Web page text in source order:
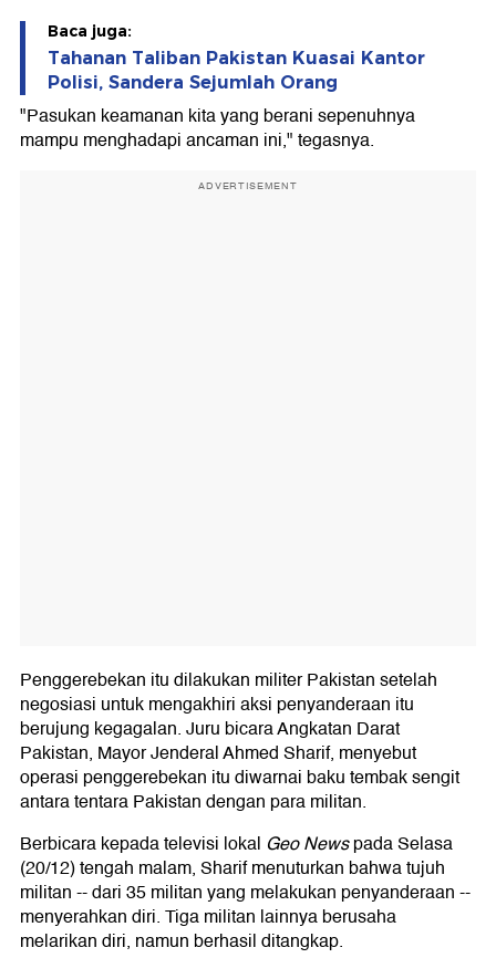
Baca juga:
Tahanan Taliban Pakistan Kuasai Kantor
Polisi, Sandera Sejumlah Orang
"Pasukan keamanan kita yang berani sepenuhnya
mampu menghadapi ancaman ini," tegasnya.
ADVERTISEMENT
Penggerebekan itu dilakukan militer Pakistan setelah
negosiasi untuk mengakhiri aksi penyanderaan itu
berujung kegagalan. Juru bicara Angkatan Darat
Pakistan, Mayor Jenderal Ahmed Sharif, menyebut
operasi penggerebekan itu diwarnai baku tembak sengit
antara tentara Pakistan dengan para militan.
Berbicara kepada televisi lokal Geo Newspada Selasa
(20/12) tengah malam, Sharif menuturkan bahwa tujuh
militan -- dari 35 militan yang melakukan penyanderaan --
menyerahkan diri. Tiga militan lainnya berusaha
melarikan diri, namun berhasil ditangkap.